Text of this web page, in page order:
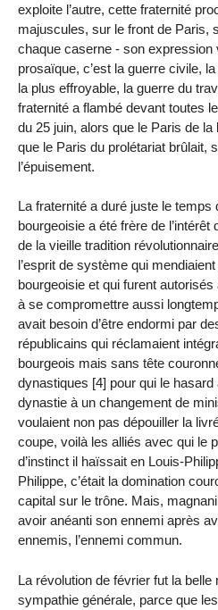
exploite l’autre, cette fraternité
majuscules, sur le front de Paris,
chaque caserne - son expression
prosaïque, c’est la guerre civile,
la plus effroyable, la guerre du
fraternité a flambé devant toutes
du 25 juin, alors que le Paris de
que le Paris du prolétariat brûlait,
l’épuisement.
La fraternité a duré juste le temps
bourgeoisie a été frère de
de la vieille tradition
l’esprit de système qui
bourgeoisie et qui furent
à se compromettre aussi
avait besoin d’être endormi par
républicains qui réclamaient
bourgeois mais sans tête
dynastiques [4] pour qui le
dynastie à un changement de
voulaient non pas dépouiller la
coupe, voilà les alliés avec qui le
d’instinct il haïssait en Louis-
Philippe, c’était la domination
capital sur le trône. Mais,
avoir anéanti son ennemi après
ennemis, l’ennemi commun.
La révolution de février fut la
sympathie générale, parce que